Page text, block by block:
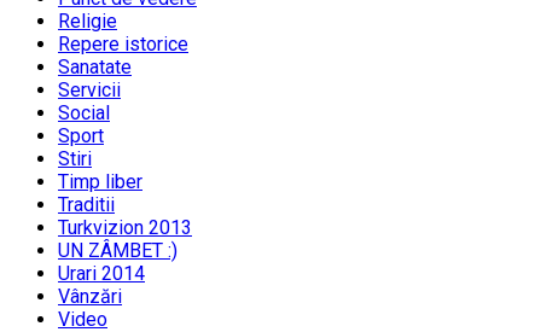
Religie
Repere istorice
Sanatate
Servicii
Social
Sport
Stiri
Timp liber
Traditii
Turkvizion 2013
UN ZÂMBET :)
Urari 2014
Vânzări
Video